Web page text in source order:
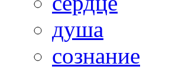
душа
сознание